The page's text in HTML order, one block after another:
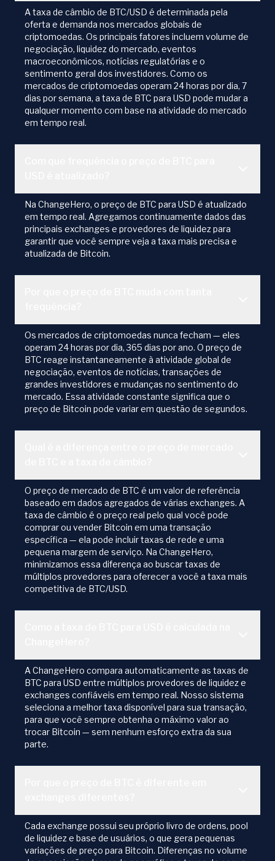
A taxa de câmbio de BTC/USD é determinada pela
oferta e demanda nos mercados globais de
criptomoedas. Os principais fatores incluem volume de
negociação, liquidez do mercado, eventos
macroeconômicos, notícias regulatórias e o
sentimento geral dos investidores. Como os
mercados de criptomoedas operam 24 horas por dia, 7
dias por semana, a taxa de BTC para USD pode mudar a
qualquer momento com base na atividade do mercado
em tempo real.
Na ChangeHero, o preço de BTC para USD é atualizado
em tempo real. Agregamos continuamente dados das
principais exchanges e provedores de liquidez para
garantir que você sempre veja a taxa mais precisa e
atualizada de Bitcoin.
Os mercados de criptomoedas nunca fecham — eles
operam 24 horas por dia, 365 dias por ano. O preço de
BTC reage instantaneamente à atividade global de
negociação, eventos de notícias, transações de
grandes investidores e mudanças no sentimento do
mercado. Essa atividade constante significa que o
preço de Bitcoin pode variar em questão de segundos.
O preço de mercado de BTC é um valor de referência
baseado em dados agregados de várias exchanges. A
taxa de câmbio é o preço real pelo qual você pode
comprar ou vender Bitcoin em uma transação
específica — ela pode incluir taxas de rede e uma
pequena margem de serviço. Na ChangeHero,
minimizamos essa diferença ao buscar taxas de
múltiplos provedores para oferecer a você a taxa mais
competitiva de BTC/USD.
A ChangeHero compara automaticamente as taxas de
BTC para USD entre múltiplos provedores de liquidez e
exchanges confiáveis em tempo real. Nosso sistema
seleciona a melhor taxa disponível para sua transação,
para que você sempre obtenha o máximo valor ao
trocar Bitcoin — sem nenhum esforço extra da sua
parte.
Cada exchange possui seu próprio livro de ordens, pool
de liquidez e base de usuários, o que gera pequenas
variações de preço para Bitcoin. Diferenças no volume